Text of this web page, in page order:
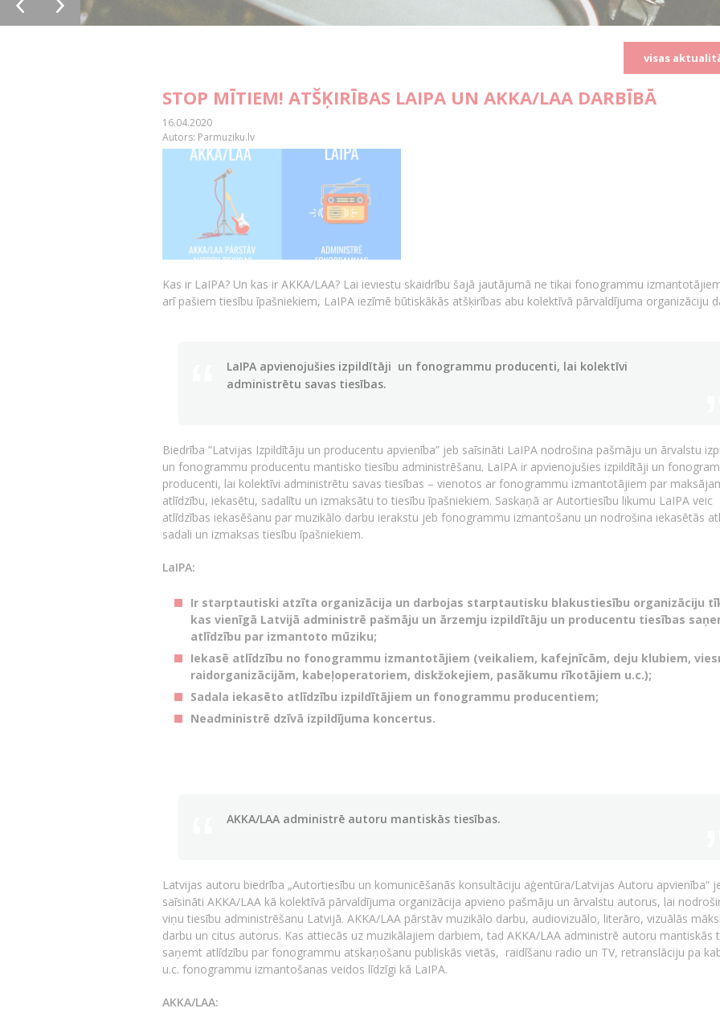
visas
STOP MĪTIEM! ATŠĶIRĪBAS LAIPA UN AKKA/LAA DARBĪBĀ
16.04.2020
Autors: Parmuziku.lv
Kas ir LaIPA? Un kas ir AKKA/LAA? Lai ieviestu skaidrību šajā jautājumā ne tikai fonogrammu
arī pašiem tiesību īpašniekiem, LaIPA iezīmē būtiskākās atšķirības abu kolektīvā pārvaldījuma organizāciju
LaIPA apvienojušies izpildītāji un fonogrammu producenti, lai kolektīvi
administrētu savas tiesības.
Biedrība ”Latvijas Izpildītāju un producentu apvienība” jeb saīsināti LaIPA nodrošina pašmāju un ārvalstu
un fonogrammu producentu mantisko tiesību administrēšanu. LaIPA ir apvienojušies izpildītāji un
producenti, lai kolektīvi administrētu savas tiesības – vienotos ar fonogrammu izmantotājiem par
atlīdzību, iekasētu, sadalītu un izmaksātu to tiesību īpašniekiem. Saskaņā ar Autortiesību likumu LaIPA veic
atlīdzības iekasēšanu par muzikālo darbu ierakstu jeb fonogrammu izmantošanu un nodrošina iekasētās
sadali un izmaksas tiesību īpašniekiem.
LaIPA:
Ir starptautiski atzīta organizācija un darbojas starptautisku blakustiesību organizāciju
kas vienīgā Latvijā administrē pašmāju un ārzemju izpildītāju un producentu tiesības
atlīdzību par izmantoto mūziku;
Iekasē atlīdzību no fonogrammu izmantotājiem (veikaliem, kafejnīcām, deju klubiem,
raidorganizācijām, kabeļoperatoriem, diskžokejiem, pasākumu rīkotājiem u.c.);
Sadala iekasēto atlīdzību izpildītājiem un fonogrammu producentiem;
Neadministrē dzīvā izpildījuma koncertus.
AKKA/LAA administrē autoru mantiskās tiesības.
Latvijas autoru biedrība „Autortiesību un komunicēšanās konsultāciju aģentūra/Latvijas Autoru apvienība“
saīsināti AKKA/LAA kā kolektīvā pārvaldījuma organizācija apvieno pašmāju un ārvalstu autorus, lai
viņu tiesību administrēšanu Latvijā. AKKA/LAA pārstāv muzikālo darbu, audiovizuālo, literāro, vizuālās
darbu un citus autorus. Kas attiecās uz muzikālajiem darbiem, tad AKKA/LAA administrē autoru mantiskās
saņemt atlīdzību par fonogrammu atskaņošanu publiskās vietās, raidīšanu radio un TV, retranslāciju pa
u.c. fonogrammu izmantošanas veidos līdzīgi kā LaIPA.
AKKA/LAA: